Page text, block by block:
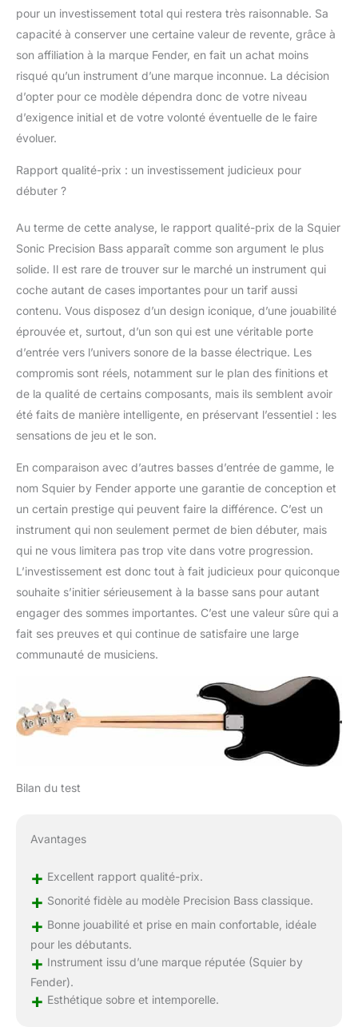
pour un investissement total qui restera très raisonnable. Sa
capacité à conserver une certaine valeur de revente, grâce à
son affiliation à la marque Fender, en fait un achat moins
risqué qu’un instrument d’une marque inconnue. La décision
d’opter pour ce modèle dépendra donc de votre niveau
d’exigence initial et de votre volonté éventuelle de le faire
évoluer.
Rapport qualité-prix : un investissement judicieux pour
débuter ?
Au terme de cette analyse, le rapport qualité-prix de la Squier
Sonic Precision Bass apparaît comme son argument le plus
solide. Il est rare de trouver sur le marché un instrument qui
coche autant de cases importantes pour un tarif aussi
contenu. Vous disposez d’un design iconique, d’une jouabilité
éprouvée et, surtout, d’un son qui est une véritable porte
d’entrée vers l’univers sonore de la basse électrique. Les
compromis sont réels, notamment sur le plan des finitions et
de la qualité de certains composants, mais ils semblent avoir
été faits de manière intelligente, en préservant l’essentiel : les
sensations de jeu et le son.
En comparaison avec d’autres basses d’entrée de gamme, le
nom Squier by Fender apporte une garantie de conception et
un certain prestige qui peuvent faire la différence. C’est un
instrument qui non seulement permet de bien débuter, mais
qui ne vous limitera pas trop vite dans votre progression.
L’investissement est donc tout à fait judicieux pour quiconque
souhaite s’initier sérieusement à la basse sans pour autant
engager des sommes importantes. C’est une valeur sûre qui a
fait ses preuves et qui continue de satisfaire une large
communauté de musiciens.
Bilan du test
Avantages
+ Excellent rapport qualité-prix.
+ Sonorité fidèle au modèle Precision Bass classique.
+ Bonne jouabilité et prise en main confortable, idéale
pour les débutants.
+ Instrument issu d’une marque réputée (Squier by
Fender).
+ Esthétique sobre et intemporelle.